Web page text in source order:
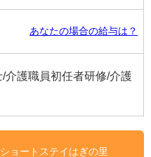
あなたの場合の給与は？
介護職員初任者研修/介護
ョートステイはぎの里